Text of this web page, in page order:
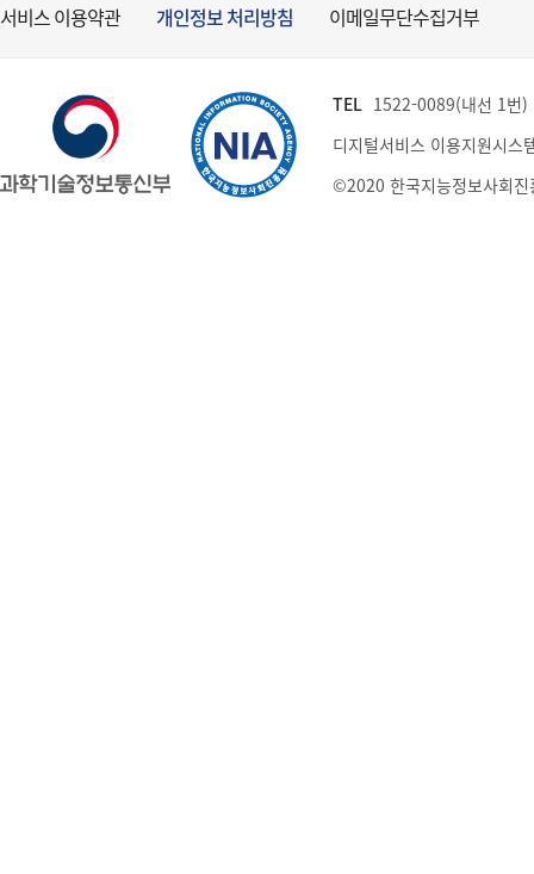
서비스 이용약관 개인정보 처리방침 이메일무단수집거부
TEL 1522-0089(내선 1번
디지털서비스 이용지원시스
©2020 한국지능정보사회진